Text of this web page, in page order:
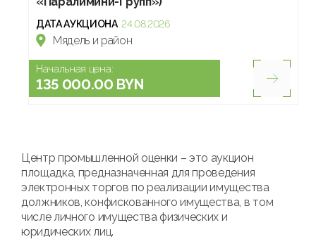
ДАТА АУКЦИОНА 24.08.2026
Мядель и район
Начальная цена:
135 000.00 BYN
Центр промышленной оценки – это аукцион
площадка, предназначенная для проведения
электронных торгов по реализации имущества
должников, конфискованного имущества, в том
числе личного имущества физических и
юридических лиц.